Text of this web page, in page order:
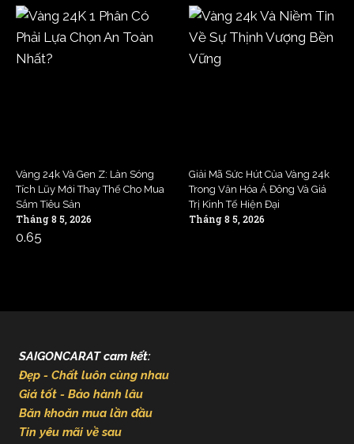
Vàng 24k Và Gen Z: Làn Sóng
Tích Lũy Mới Thay Thế Cho Mua
Sắm Tiêu Sản
Tháng 8 5, 2026
Giải Mã Sức Hút Của Vàng 24k
Trong Văn Hóa Á Đông Và Giá
Trị Kinh Tế Hiện Đại
Tháng 8 5, 2026
SAIGONCARAT cam kết:
Đẹp - Chất luôn cùng nhau
Giá tốt - Bảo hành lâu
Băn khoăn mua lần đầu
Tin yêu mãi về sau